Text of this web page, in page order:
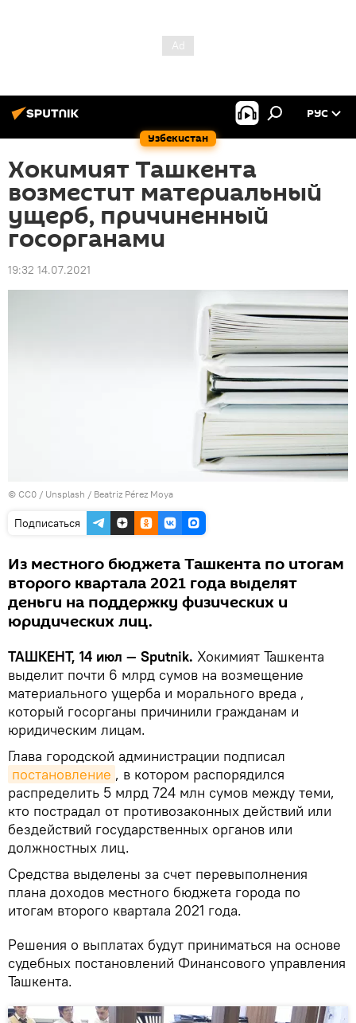
Узбекистан
РУС
Хокимият Ташкента
возместит материальный
ущерб, причиненный
госорганами
19:32 14.07.2021
© CC0 / Unsplash / Beatriz Pérez Moya
Подписаться
Из местного бюджета Ташкента по итогам
второго квартала 2021 года выделят
деньги на поддержку физических и
юридических лиц.
ТАШКЕНТ, 14 июл — Sputnik. Хокимият Ташкента
выделит почти 6 млрд сумов на возмещение
материального ущерба и морального вреда ,
который госорганы причинили гражданам и
юридическим лицам.
Глава городской администрации подписал
постановление , в котором распорядился
распределить 5 млрд 724 млн сумов между теми,
кто пострадал от противозаконных действий или
бездействий государственных органов или
должностных лиц.
Средства выделены за счет перевыполнения
плана доходов местного бюджета города по
итогам второго квартала 2021 года.
Решения о выплатах будут приниматься на основе
судебных постановлений Финансового управления
Ташкента.